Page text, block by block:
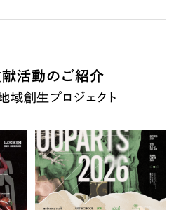
活動のご紹介
域創生プロジェクト